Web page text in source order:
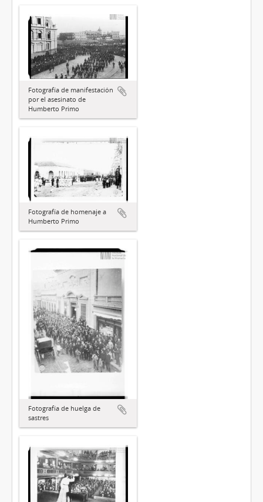
Fotografía de manifestación
por el asesinato de
Humberto Primo
Fotografía de homenaje a
Humberto Primo
Fotografía de huelga de
sastres